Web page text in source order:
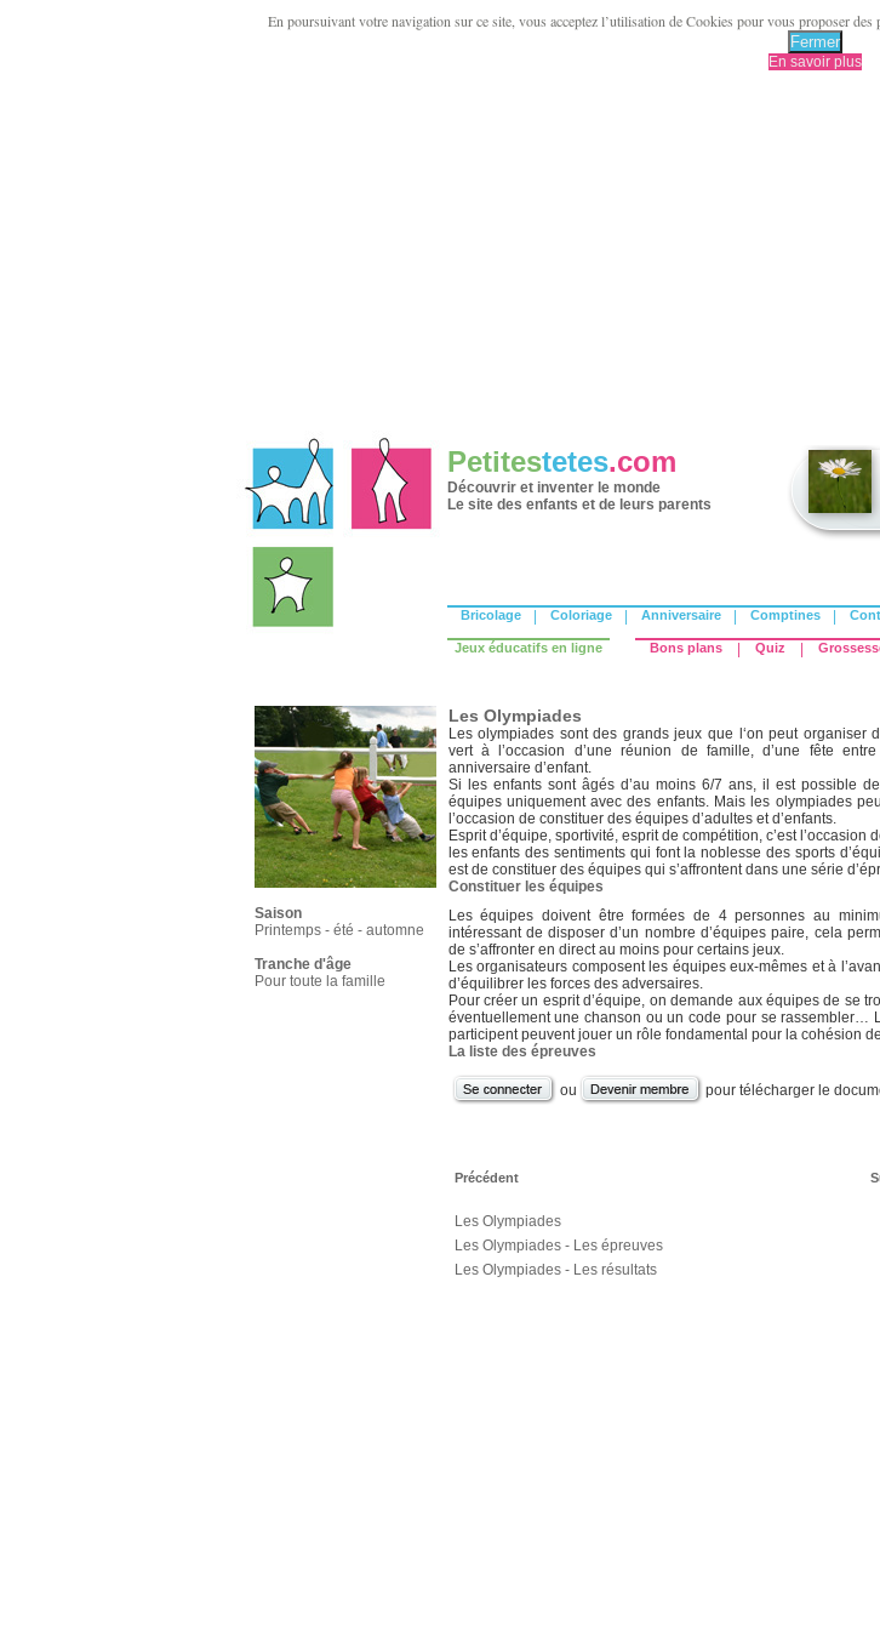
En poursuivant votre navigation sur ce site, vous acceptez l’utilisation de Cookies pour vous proposer
Fermer
En savoir plus
Petitestetes.com
Découvrir et inventer le monde
Le site des enfants et de leurs parents
Bricolage Coloriage Anniversaire Comptines
Jeux éducatifs en ligne Bons plans Quiz
Saison
Printemps - été - automne
Tranche d'âge
Pour toute la famille
Les Olympiades
Les olympiades sont des grands jeux que l‘on peut organiser
vert à l’occasion d’une réunion de famille, d’une fête
anniversaire d’enfant.
Si les enfants sont âgés d’au moins 6/7 ans, il est possible
équipes uniquement avec des enfants. Mais les olympiades
l’occasion de constituer des équipes d’adultes et d’enfants.
Esprit d’équipe, sportivité, esprit de compétition, c’est l’occasion
les enfants des sentiments qui font la noblesse des sports
est de constituer des équipes qui s’affrontent dans une série
Constituer les équipes
Les équipes doivent être formées de 4 personnes au
intéressant de disposer d’un nombre d’équipes paire, cela
de s’affronter en direct au moins pour certains jeux.
Les organisateurs composent les équipes eux-mêmes et à
d’équilibrer les forces des adversaires.
Pour créer un esprit d’équipe, on demande aux équipes de se
éventuellement une chanson ou un code pour se rassembler…
participent peuvent jouer un rôle fondamental pour la cohésion
La liste des épreuves
ou pour télécharger le
Précédent
Les Olympiades
Les Olympiades - Les épreuves
Les Olympiades - Les résultats